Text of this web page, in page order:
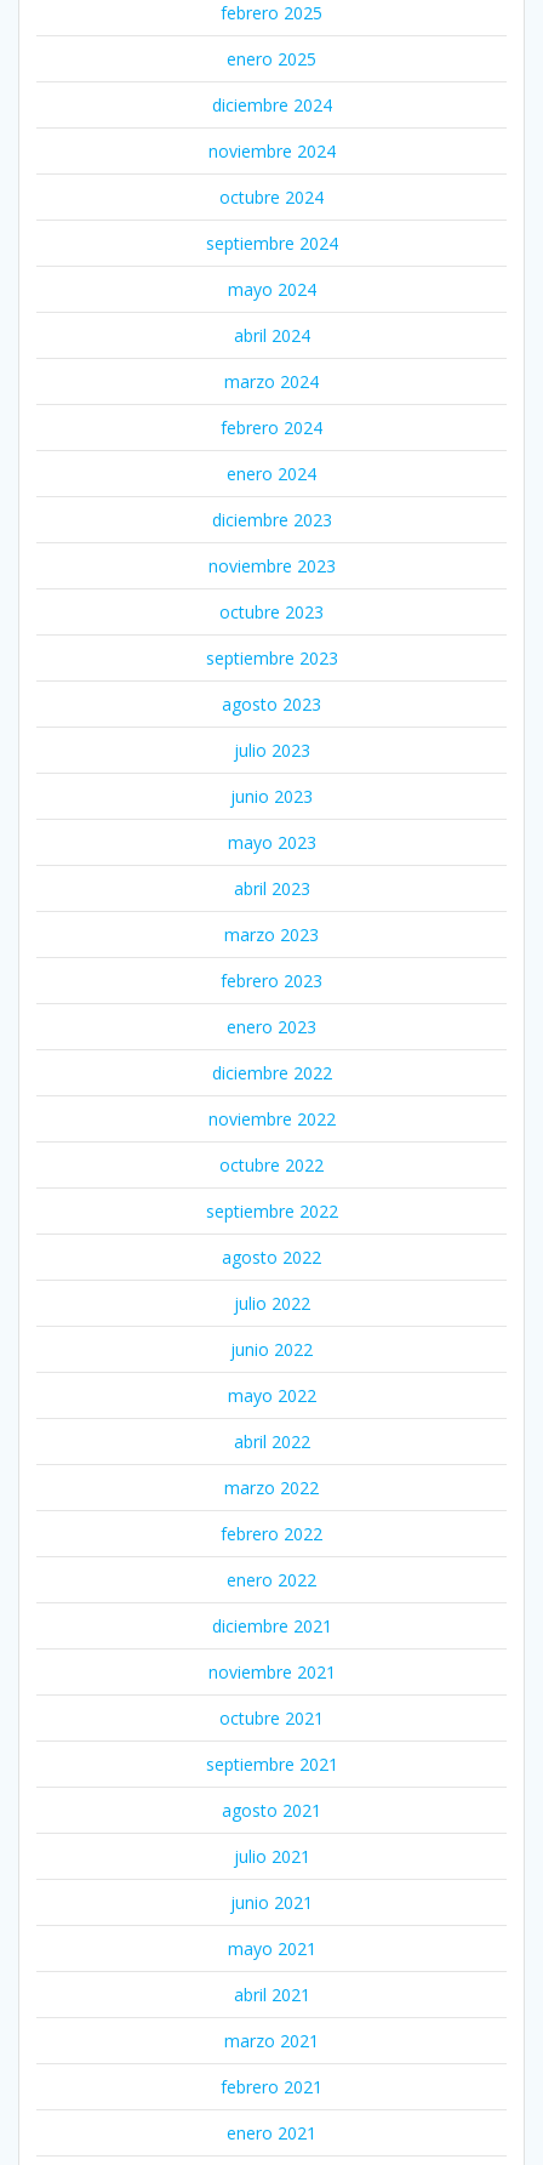
febrero 2025
enero 2025
diciembre 2024
noviembre 2024
octubre 2024
septiembre 2024
mayo 2024
abril 2024
marzo 2024
febrero 2024
enero 2024
diciembre 2023
noviembre 2023
octubre 2023
septiembre 2023
agosto 2023
julio 2023
junio 2023
mayo 2023
abril 2023
marzo 2023
febrero 2023
enero 2023
diciembre 2022
noviembre 2022
octubre 2022
septiembre 2022
agosto 2022
julio 2022
junio 2022
mayo 2022
abril 2022
marzo 2022
febrero 2022
enero 2022
diciembre 2021
noviembre 2021
octubre 2021
septiembre 2021
agosto 2021
julio 2021
junio 2021
mayo 2021
abril 2021
marzo 2021
febrero 2021
enero 2021